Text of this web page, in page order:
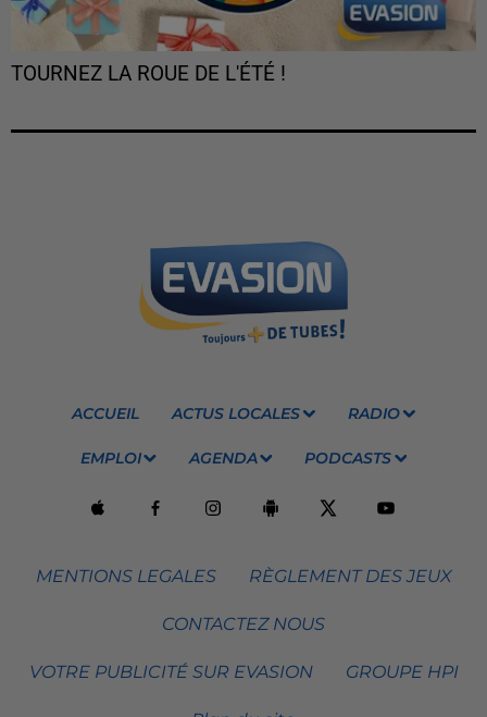
TOURNEZ LA ROUE DE L'ÉTÉ !
ACCUEIL ACTUS LOCALES RADIO
EMPLOI AGENDA PODCASTS
MENTIONS LEGALES RÈGLEMENT DES JEUX
CONTACTEZ NOUS
VOTRE PUBLICITÉ SUR EVASION GROUPE HPI